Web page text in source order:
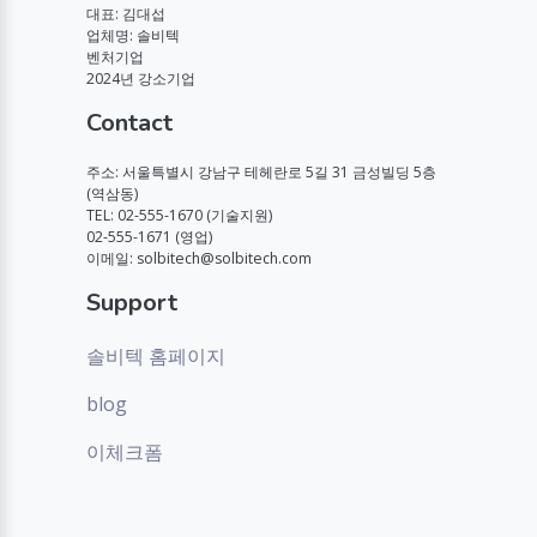
대표: 김대섭
업체명: 솔비텍
벤처기업
2024년 강소기업
Contact
주소: 서울특별시 강남구 테헤란로 5길 31 금성빌딩 5층
(역삼동)
TEL: 02-555-1670 (기술지원)
02-555-1671 (영업)
이메일: solbitech@solbitech.com
Support
솔비텍 홈페이지
blog
이체크폼